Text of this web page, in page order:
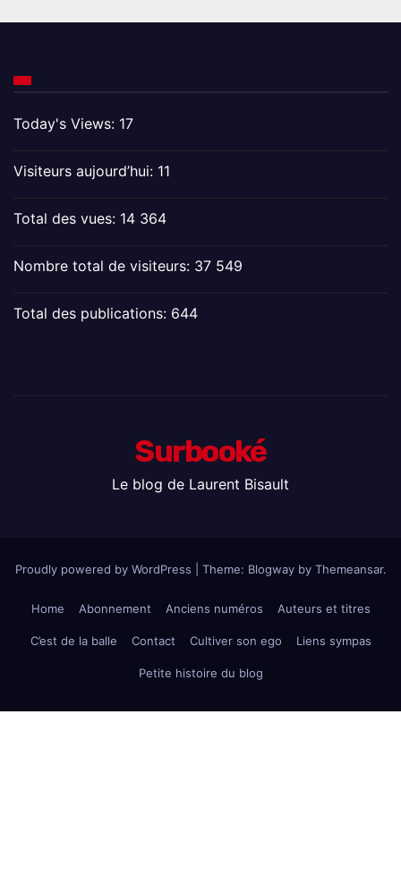
Today's Views: 17
Visiteurs aujourd’hui: 11
Total des vues: 14 364
Nombre total de visiteurs: 37 549
Total des publications: 644
Surbooké
Le blog de Laurent Bisault
Proudly powered by WordPress Theme: Blogwayby Themeansar.
Home Abonnement Anciens numéros Auteurs et titres
C’est de la balle Contact Cultiver son ego Liens sympas
Petite histoire du blog